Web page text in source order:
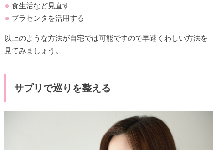
食生活など見直す
プラセンタを活用する
以上のような方法が自宅では可能ですので早速くわしい方法を
見てみましょう。
サプリで巡りを整える